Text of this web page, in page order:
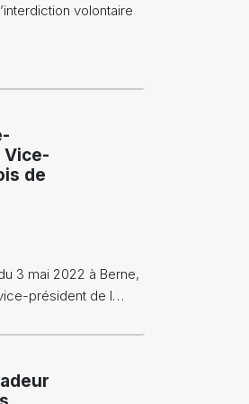
volontaire
Vice-
de
3 mai 2022 à Berne,
président de l…